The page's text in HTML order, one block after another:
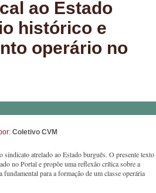
ao Estado
histórico e
operário no
Coletivo CVM
atrelado ao Estado burguês. O presente texto
no Portal e propõe uma reflexão crítica sobre a
para a formação de um classe operária